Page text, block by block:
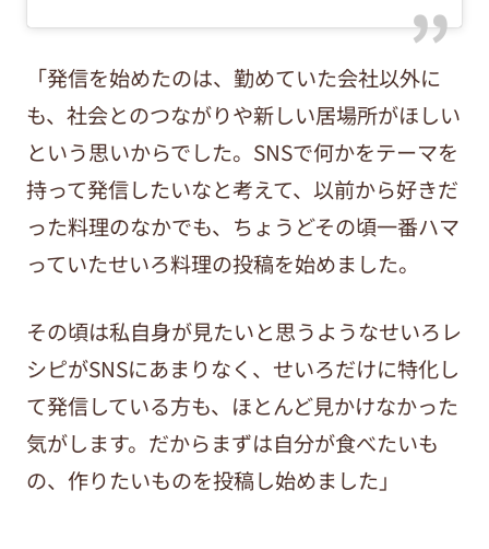
「発信を始めたのは、勤めていた会社以外に
も、社会とのつながりや新しい居場所がほしい
という思いからでした。SNSで何かをテーマを
持って発信したいなと考えて、以前から好きだ
った料理のなかでも、ちょうどその頃一番ハマ
っていたせいろ料理の投稿を始めました。
その頃は私自身が見たいと思うようなせいろレ
シピがSNSにあまりなく、せいろだけに特化し
て発信している方も、ほとんど見かけなかった
気がします。だからまずは自分が食べたいも
の、作りたいものを投稿し始めました」